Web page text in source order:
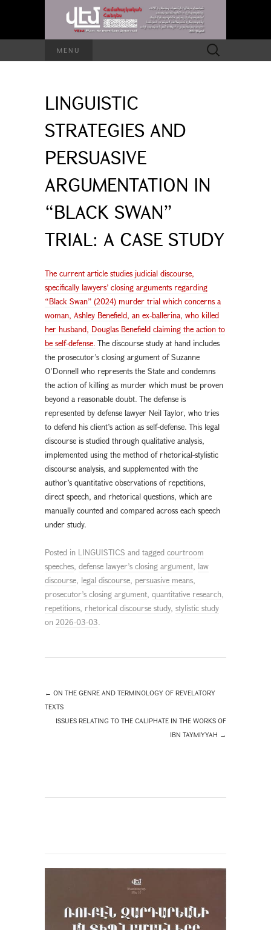
MENU
Search
for:
LINGUISTIC
STRATEGIES AND
PERSUASIVE
ARGUMENTATION IN
“BLACK SWAN”
TRIAL: A CASE STUDY
The current article studies judicial discourse,
specifically lawyers’ closing arguments regarding
“Black Swan” (2024) murder trial which concerns a
woman, Ashley Benefield, an ex-ballerina, who killed
her husband, Douglas Benefield claiming the action to
be self-defense. The discourse study at hand includes
the prosecutor’s closing argument of Suzanne
O’Donnell who represents the State and condemns
the action of killing as murder which must be proven
beyond a reasonable doubt. The defense is
represented by defense lawyer Neil Taylor, who tries
to defend his client’s action as self-defense. This legal
discourse is studied through qualitative analysis,
implemented using the method of rhetorical-stylistic
discourse analysis, and supplemented with the
author’s quantitative observations of repetitions,
direct speech, and rhetorical questions, which are
manually counted and compared across each speech
under study.
Posted in LINGUISTICS and tagged courtroom
speeches, defense lawyer’s closing argument, law
discourse, legal discourse, persuasive means,
prosecutor’s closing argument, quantitative research,
repetitions, rhetorical discourse study, stylistic study
on 2026-03-03.
← ON THE GENRE AND TERMINOLOGY OF REVELATORY
TEXTS
ISSUES RELATING TO THE CALIPHATE IN THE WORKS OF
IBN TAYMIYYAH →